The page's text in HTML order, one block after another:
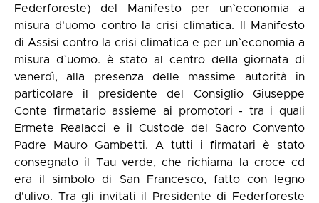
Federforeste) del Manifesto per un`economia a
misura d'uomo contro la crisi climatica. Il Manifesto
di Assisi contro la crisi climatica e per un`economia a
misura d`uomo. è stato al centro della giornata di
venerdì, alla presenza delle massime autorità in
particolare il presidente del Consiglio Giuseppe
Conte firmatario assieme ai promotori - tra i quali
Ermete Realacci e il Custode del Sacro Convento
Padre Mauro Gambetti. A tutti i firmatari è stato
consegnato il Tau verde, che richiama la croce cd
era il simbolo di San Francesco, fatto con legno
d'ulivo. Tra gli invitati il Presidente di Federforeste